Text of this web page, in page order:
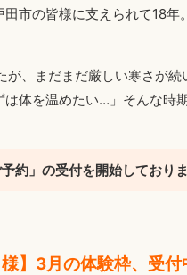
市の皆様に支えられて18年。
、まだまだ厳しい寒さが続
は体を温めたい…」そんな時
約」の受付を開始しておりま
】3月の体験枠、受付